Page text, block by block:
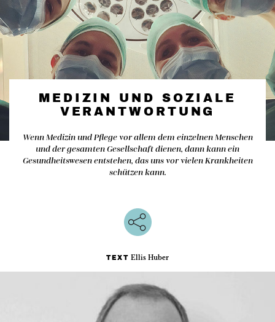
MEDIZIN UND SOZIALE
VERANTWORTUNG
Wenn Medizin und Pflege vor allem dem einzelnen Menschen
und der gesamten Gesellschaft dienen, dann kann ein
Gesundheitswesen entstehen, das uns vor vielen Krankheiten
schützen kann.
TEXT Ellis Huber